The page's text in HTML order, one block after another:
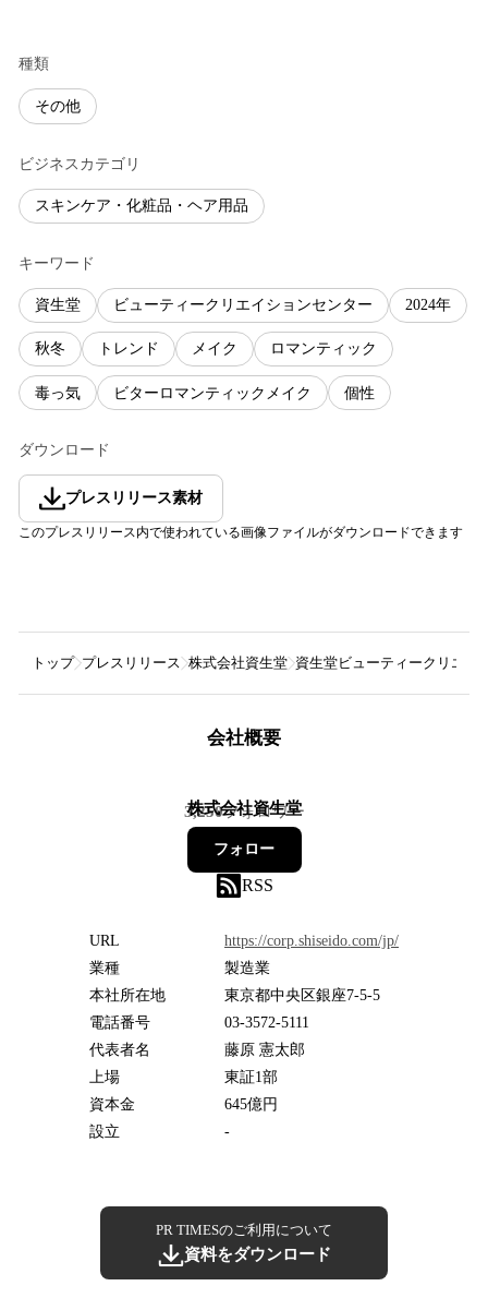
種類
その他
ビジネスカテゴリ
スキンケア・化粧品・ヘア用品
キーワード
資生堂 ビューティークリエイションセンター 2024年
秋冬 トレンド メイク ロマンティック
毒っ気 ビターロマンティックメイク 個性
ダウンロード
プレスリリース素材
このプレスリリース内で使われている画像ファイルがダウンロードできます
トップ プレスリリース 株式会社資生堂 資生堂ビューティークリエ
会社概要
株式会社資生堂
3,250フォロワー
フォロー
RSS
URL
https://corp.shiseido.com/jp/
業種
製造業
本社所在地
東京都中央区銀座7-5-5
電話番号
03-3572-5111
代表者名
藤原 憲太郎
上場
東証1部
資本金
645億円
設立
-
PR TIMESのご利用について
資料をダウンロード